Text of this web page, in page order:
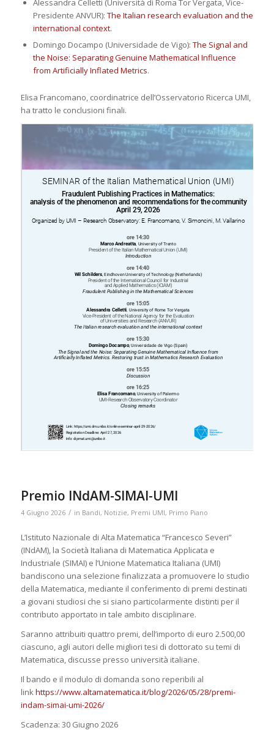
Alessandra Celletti (Università di Roma Tor Vergata, Vice-
Presidente ANVUR): The Italian research evaluation and the
international context.
Domingo Docampo (Universidade de Vigo): The Signal and
the Noise: Separating Genuine Mathematical Influence
from Artificially Inflated Metrics.
Elisa Francomano, coordinatrice dell’Osservatorio Ricerca UMI,
ha tratto le conclusioni finali.
Premio INdAM-SIMAI-UMI
4 Giugno 2026 / in Bandi, Notizie, Premi UMI, Primo Piano
L’Istituto Nazionale di Alta Matematica “Francesco Severi”
(INdAM), la Società Italiana di Matematica Applicata e
Industriale (SIMAI) e l’Unione Matematica Italiana (UMI)
bandiscono una selezione finalizzata a promuovere lo studio
della Matematica, mediante il conferimento di premi destinati
a giovani studiosi che si siano particolarmente distinti per il
contributo apportato in tale ambito disciplinare.
Saranno attribuiti quattro premi, dell’importo di euro 2.500,00
ciascuno, agli autori delle migliori tesi di dottorato su temi di
Matematica, discusse presso università italiane.
Il bando e il modulo di domanda sono reperibili al
linkhttps://www.altamatematica.it/blog/2026/05/28/premi-
indam-simai-umi-2026/
Scadenza: 30 Giugno 2026